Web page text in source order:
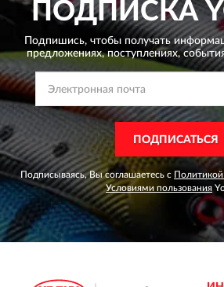
ПОДПИСКА
Подпишись, чтобы получать
предложениях,поступлениях,
ПОДПИСАТЬСЯ
Подписываясь, Вы соглашаетесь с
Условиями пользования